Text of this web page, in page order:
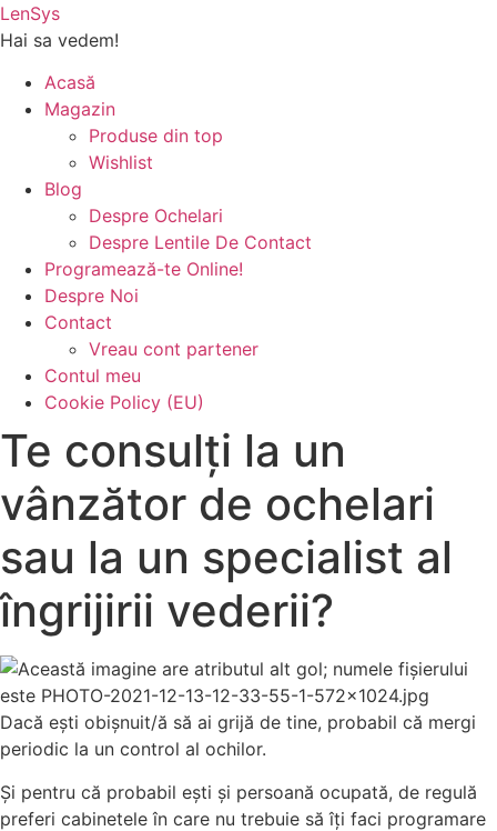
Sari
la
LenSys
Hai sa vedem!
Acasă
Magazin
Produse din top
Wishlist
Blog
Despre Ochelari
Despre Lentile De Contact
Programează-te Online!
Despre Noi
Contact
Vreau cont partener
Contul meu
Cookie Policy (EU)
Te consulți la un
vânzător de ochelari
sau la un specialist al
îngrijirii vederii?
Dacă ești obișnuit/ă să ai grijă de tine, probabil că mergi
periodic la un control al ochilor.
Și pentru că probabil ești și persoană ocupată, de regulă
preferi cabinetele în care nu trebuie să îți faci programare